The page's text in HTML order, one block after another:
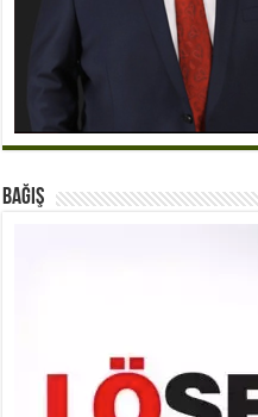
BAĞIŞ